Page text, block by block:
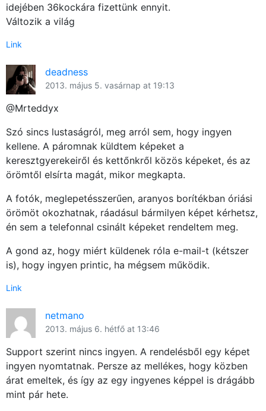
idejében 36kockára fizettünk ennyit.
Változik a világ
Link
deadness
2013. május 5. vasárnap at 19:13
@Mrteddyx
Szó sincs lustaságról, meg arról sem, hogy ingyen
kellene. A páromnak küldtem képeket a
keresztgyerekeiről és kettőnkről közös képeket, és az
örömtől elsírta magát, mikor megkapta.
A fotók, meglepetésszerűen, aranyos borítékban óriási
örömöt okozhatnak, ráadásul bármilyen képet kérhetsz,
én sem a telefonnal csinált képeket rendeltem meg.
A gond az, hogy miért küldenek róla e-mail-t (kétszer
is), hogy ingyen printic, ha mégsem működik.
Link
netmano
2013. május 6. hétfő at 13:46
Support szerint nincs ingyen. A rendelésből egy képet
ingyen nyomtatnak. Persze az mellékes, hogy közben
árat emeltek, és így az egy ingyenes képpel is drágább
mint pár hete.
GYIK
Használt Apple
Apple szerviz